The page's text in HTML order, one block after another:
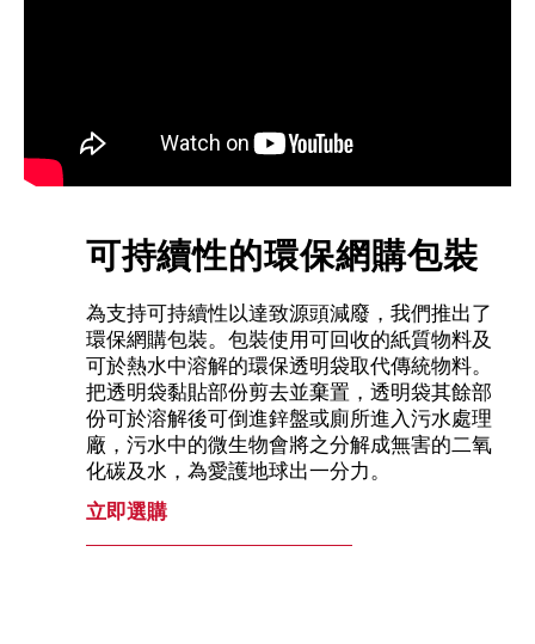
可持續性的環保網購包裝
為支持可持續性以達致源頭減廢，我們推出了
環保網購包裝。包裝使用可回收的紙質物料及
可於熱水中溶解的環保透明袋取代傳統物料。
把透明袋黏貼部份剪去並棄置，透明袋其餘部
份可於溶解後可倒進鋅盤或廁所進入污水處理
廠，污水中的微生物會將之分解成無害的二氧
化碳及水，為愛護地球出一分力。
立即選購